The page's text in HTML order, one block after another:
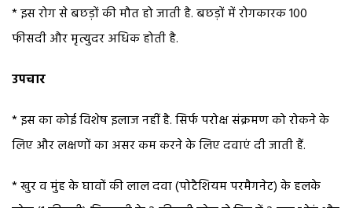
* इस रोग से बछड़ों की मौत हो जाती है. बछड़ों में रोगकारक 100
फीसदी और मृत्युदर अधिक होती है.
उपचार
* इस का कोई विशेष इलाज नहीं है. सिर्फ परोक्ष संक्रमण को रोकने के
लिए और लक्षणों का असर कम करने के लिए दवाएं दी जाती हैं.
* खुर व मुंह के घावों की लाल दवा (पोटैशियम परमैगनेट) के हलके